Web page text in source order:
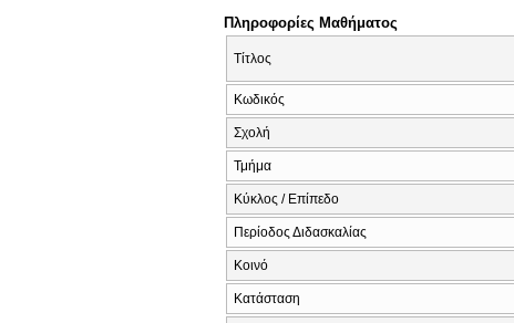
Πληροφορίες Μαθήματος
Τίτλος
Κωδικός
Σχολή
Τμήμα
Κύκλος / Επίπεδο
Περίοδος Διδασκαλίας
Κοινό
Κατάσταση